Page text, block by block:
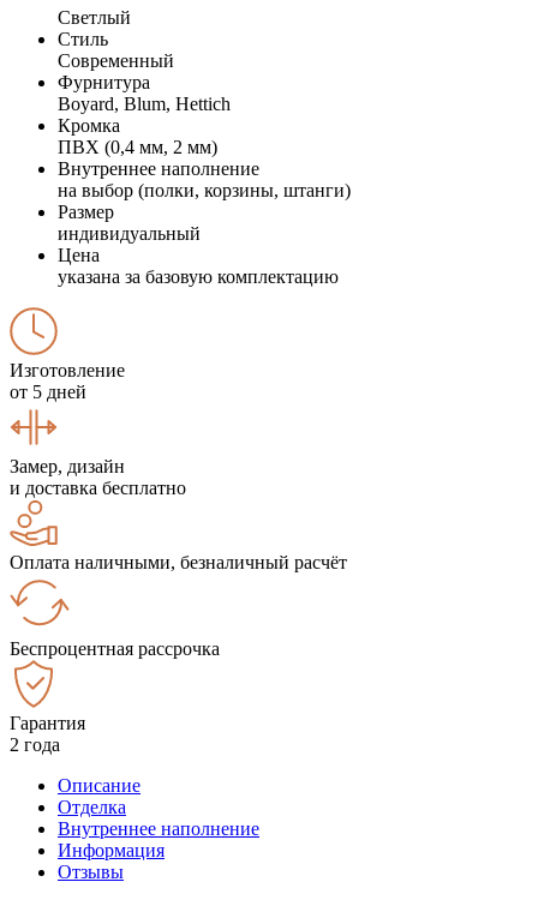
Светлый
Стиль
Современный
Фурнитура
Boyard, Blum, Hettich
Кромка
ПВХ (0,4 мм, 2 мм)
Внутреннее наполнение
на выбор (полки, корзины, штанги)
Размер
индивидуальный
Цена
указана за базовую комплектацию
Изготовление
от 5 дней
Замер, дизайн
и доставка бесплатно
Оплата наличными, безналичный расчёт
Беспроцентная рассрочка
Гарантия
2 года
Описание
Отделка
Внутреннее наполнение
Информация
Отзывы